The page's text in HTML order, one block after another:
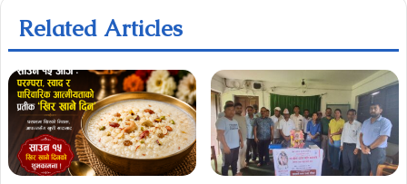
Related Articles